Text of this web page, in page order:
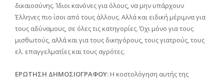
δικαιοσύνης. Ίδιοι κανόνες για όλους, να μην υπάρχουν
Έλληνες πιο ίσοι από τους άλλους. Αλλά και ειδική μέριμνα για
τους αδύναμους, σε όλες τις κατηγορίες. Όχι μόνο για τους
μισθωτούς, αλλά και για τους δικηγόρους, τους γιατρούς, τους
ελ. επαγγελματίες και τους αγρότες.
ΕΡΩΤΗΣΗ ΔΗΜΟΣΙΟΓΡΑΦΟΥ: Η κοστολόγηση αυτής της